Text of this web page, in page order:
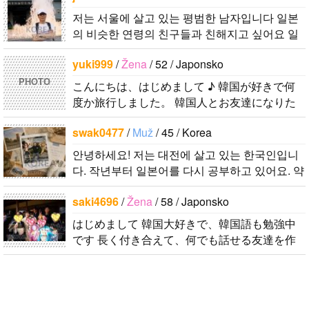
저는 서울에 살고 있는 평범한 남자입니다 일본
의 비슷한 연령의 친구들과 친해지고 싶어요 일
본에 가면 좋은 곳 소개 시켜주면 감사하겠습니
다 반대로 한국에 오시면 가이드 해 드릴..
PHOTO
yuki999/Žena/ 52 / Japonsko
こんにちは、はじめまして ♪ 韓国が好きで何
度か旅行しました。 韓国人とお友達になりた
くて登録しました。よろしくお願いします^..
swak0477/Muž/ 45 / Korea
안녕하세요! 저는 대전에 살고 있는 한국인입니
다. 작년부터 일본어를 다시 공부하고 있어요. 약
간의 의사소통은 할 수 있는 수준이죠. 일본어공
부를 위해 일본드라마나 영화 애니메..
saki4696/Žena/ 58 / Japonsko
はじめまして 韓国大好きで、韓国語も勉強中
です 長く付き合えて、何でも話せる友達を作
りたいので、宜しくお願いし..